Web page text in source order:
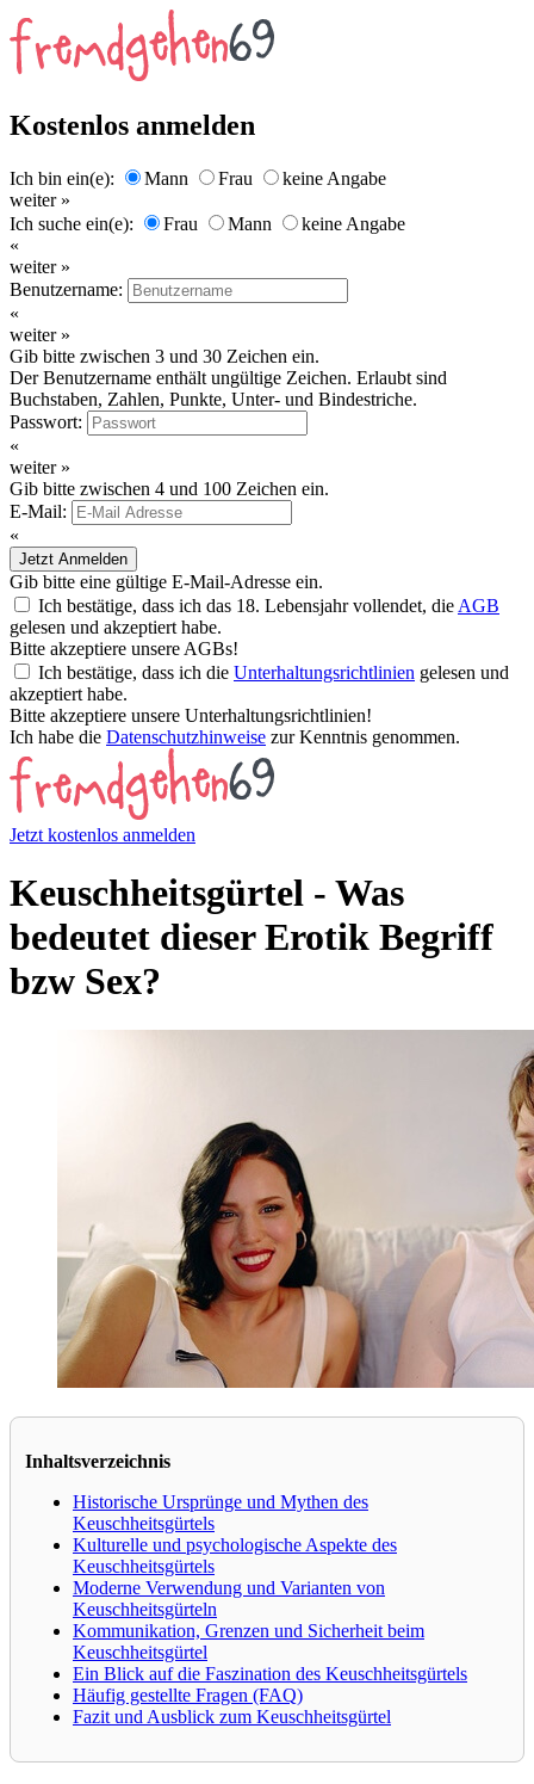
Kostenlos anmelden
Ich bin ein(e): Mann Frau
keine Angabe
weiter »
Ich suche ein(e):
Frau Mann
keine Angabe
«
weiter »
Benutzername:
«
weiter »
Gib bitte zwischen 3 und 30 Zeichen ein.
Der Benutzername enthält ungültige Zeichen. Erlaubt sind
Buchstaben, Zahlen, Punkte, Unter- und Bindestriche.
Passwort:
«
weiter »
Gib bitte zwischen 4 und 100 Zeichen ein.
E-Mail:
«
Jetzt Anmelden
Gib bitte eine gültige E-Mail-Adresse ein.
Ich bestätige, dass ich das 18. Lebensjahr vollendet, die AGB
gelesen und akzeptiert habe.
Bitte akzeptiere unsere AGBs!
Ich bestätige, dass ich die Unterhaltungsrichtlinien gelesen und
akzeptiert habe.
Bitte akzeptiere unsere Unterhaltungsrichtlinien!
Ich habe die Datenschutzhinweise zur Kenntnis genommen.
Jetzt kostenlos anmelden
Keuschheitsgürtel - Was
bedeutet dieser Erotik Begriff
bzw Sex?
Inhaltsverzeichnis
Historische Ursprünge und Mythen des
Keuschheitsgürtels
Kulturelle und psychologische Aspekte des
Keuschheitsgürtels
Moderne Verwendung und Varianten von
Keuschheitsgürteln
Kommunikation, Grenzen und Sicherheit beim
Keuschheitsgürtel
Ein Blick auf die Faszination des Keuschheitsgürtels
Häufig gestellte Fragen (FAQ)
Fazit und Ausblick zum Keuschheitsgürtel